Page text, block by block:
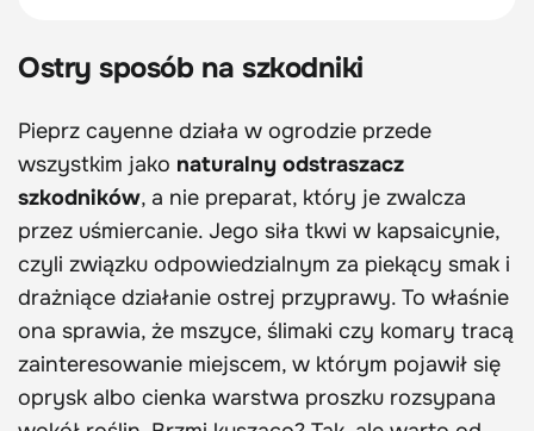
Ostry sposób na szkodniki
Pieprz cayenne działa w ogrodzie przede
wszystkim jako naturalny odstraszacz
szkodników, a nie preparat, który je zwalcza
przez uśmiercanie. Jego siła tkwi w kapsaicynie,
czyli związku odpowiedzialnym za piekący smak i
drażniące działanie ostrej przyprawy. To właśnie
ona sprawia, że mszyce, ślimaki czy komary tracą
zainteresowanie miejscem, w którym pojawił się
oprysk albo cienka warstwa proszku rozsypana